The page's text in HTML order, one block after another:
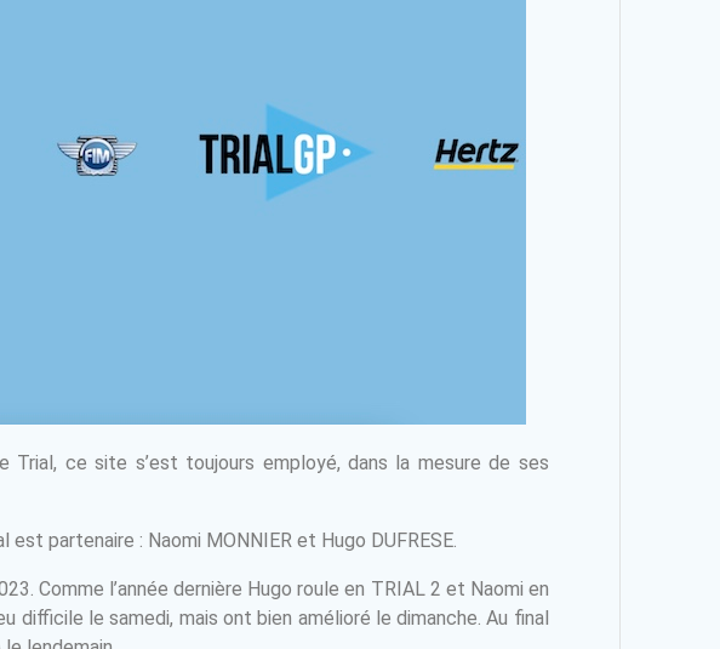
ce site s’est toujours employé, dans la mesure de ses
partenaire : Naomi MONNIER et Hugo DUFRESE.
Comme l’année dernière Hugo roule en TRIAL 2 et Naomi en
difficile le samedi, mais ont bien amélioré le dimanche. Au final